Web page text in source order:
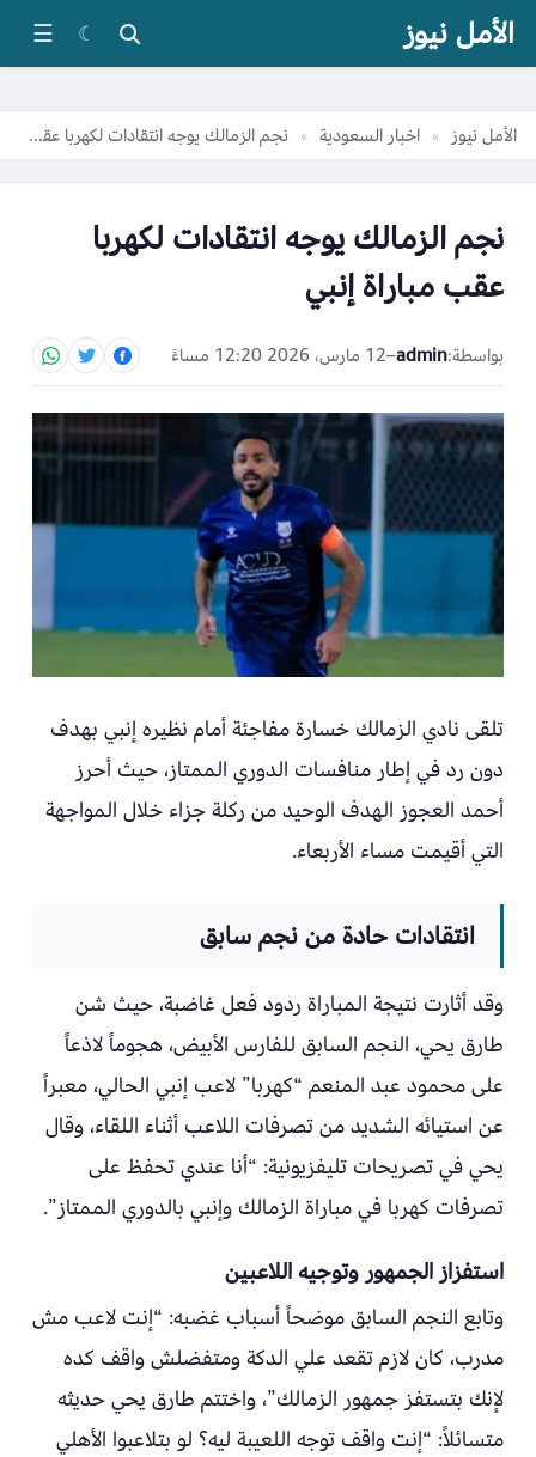
الأمل نيوز ☾
☰
الأمل نيوز » اخبار السعودية » نجم الزمالك يوجه انتقادات لكهربا عقب مباراة إنبي
نجم الزمالك يوجه انتقادات لكهربا
عقب مباراة إنبي
بواسطة:admin
–12 مارس، 2026 12:20 مساءً
تلقى نادي الزمالك خسارة مفاجئة أمام نظيره إنبي بهدف
دون رد في إطار منافسات الدوري الممتاز، حيث أحرز
أحمد العجوز الهدف الوحيد من ركلة جزاء خلال المواجهة
التي أقيمت مساء الأربعاء.
انتقادات حادة من نجم سابق
وقد أثارت نتيجة المباراة ردود فعل غاضبة، حيث شن
طارق يحي، النجم السابق للفارس الأبيض، هجوماً لاذعاً
على محمود عبد المنعم “كهربا” لاعب إنبي الحالي، معبراً
عن استيائه الشديد من تصرفات اللاعب أثناء اللقاء، وقال
يحي في تصريحات تليفزيونية: “أنا عندي تحفظ على
تصرفات كهربا في مباراة الزمالك وإنبي بالدوري الممتاز”.
استفزاز الجمهور وتوجيه اللاعبين
وتابع النجم السابق موضحاً أسباب غضبه: “إنت لاعب مش
مدرب، كان لازم تقعد علي الدكة ومتفضلش واقف كده
لإنك بتستفز جمهور الزمالك”، واختتم طارق يحي حديثه
متسائلاً: “إنت واقف توجه اللعيبة ليه؟ لو بتلاعبوا الأهلي